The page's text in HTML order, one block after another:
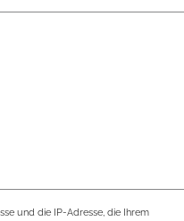
und die IP-Adresse, die Ihrem